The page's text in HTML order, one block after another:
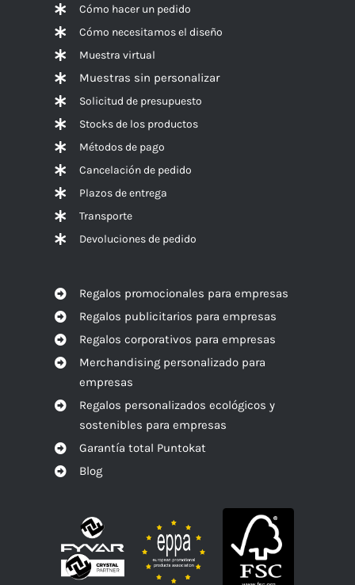
Cómo hacer un pedido
Cómo necesitamos el diseño
Muestra virtual
Muestras sin personalizar
Solicitud de presupuesto
Stocks de los productos
Métodos de pago
Cancelación de pedido
Plazos de entrega
Transporte
Devoluciones de pedido
Regalos promocionales para empresas
Regalos publicitarios para empresas
Regalos corporativos para empresas
Merchandising personalizado para
empresas
Regalos personalizados ecológicos y
sostenibles para empresas
Garantía total Puntokat
Blog